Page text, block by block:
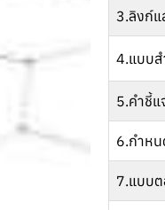
3.ลิงก์แ
4.แบบส
5.คำชี้แ
6.กำห
7.แบบต